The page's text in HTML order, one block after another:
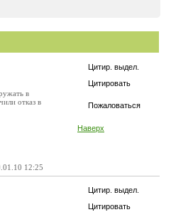
Цитир. выдел.
Цитировать
Пожаловаться
Наверх
в
отказ в
12:25
Цитир. выдел.
Цитировать